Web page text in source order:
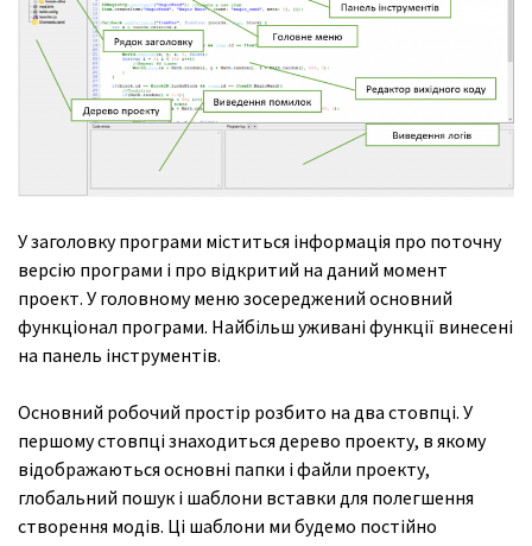
У заголовку програми міститься інформація про поточну
версію програми і про відкритий на даний момент
проект. У головному меню зосереджений основний
функціонал програми. Найбільш уживані функції винесені
на панель інструментів.
Основний робочий простір розбито на два стовпці. У
першому стовпці знаходиться дерево проекту, в якому
відображаються основні папки і файли проекту,
глобальний пошук і шаблони вставки для полегшення
створення модів. Ці шаблони ми будемо постійно